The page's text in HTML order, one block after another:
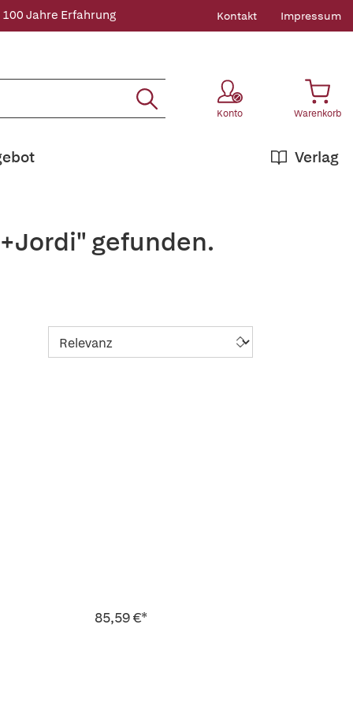
100 Jahre Erfahrung Kontakt Impressum
Konto Warenkorb
Verlag
gefunden.
85,59 €*